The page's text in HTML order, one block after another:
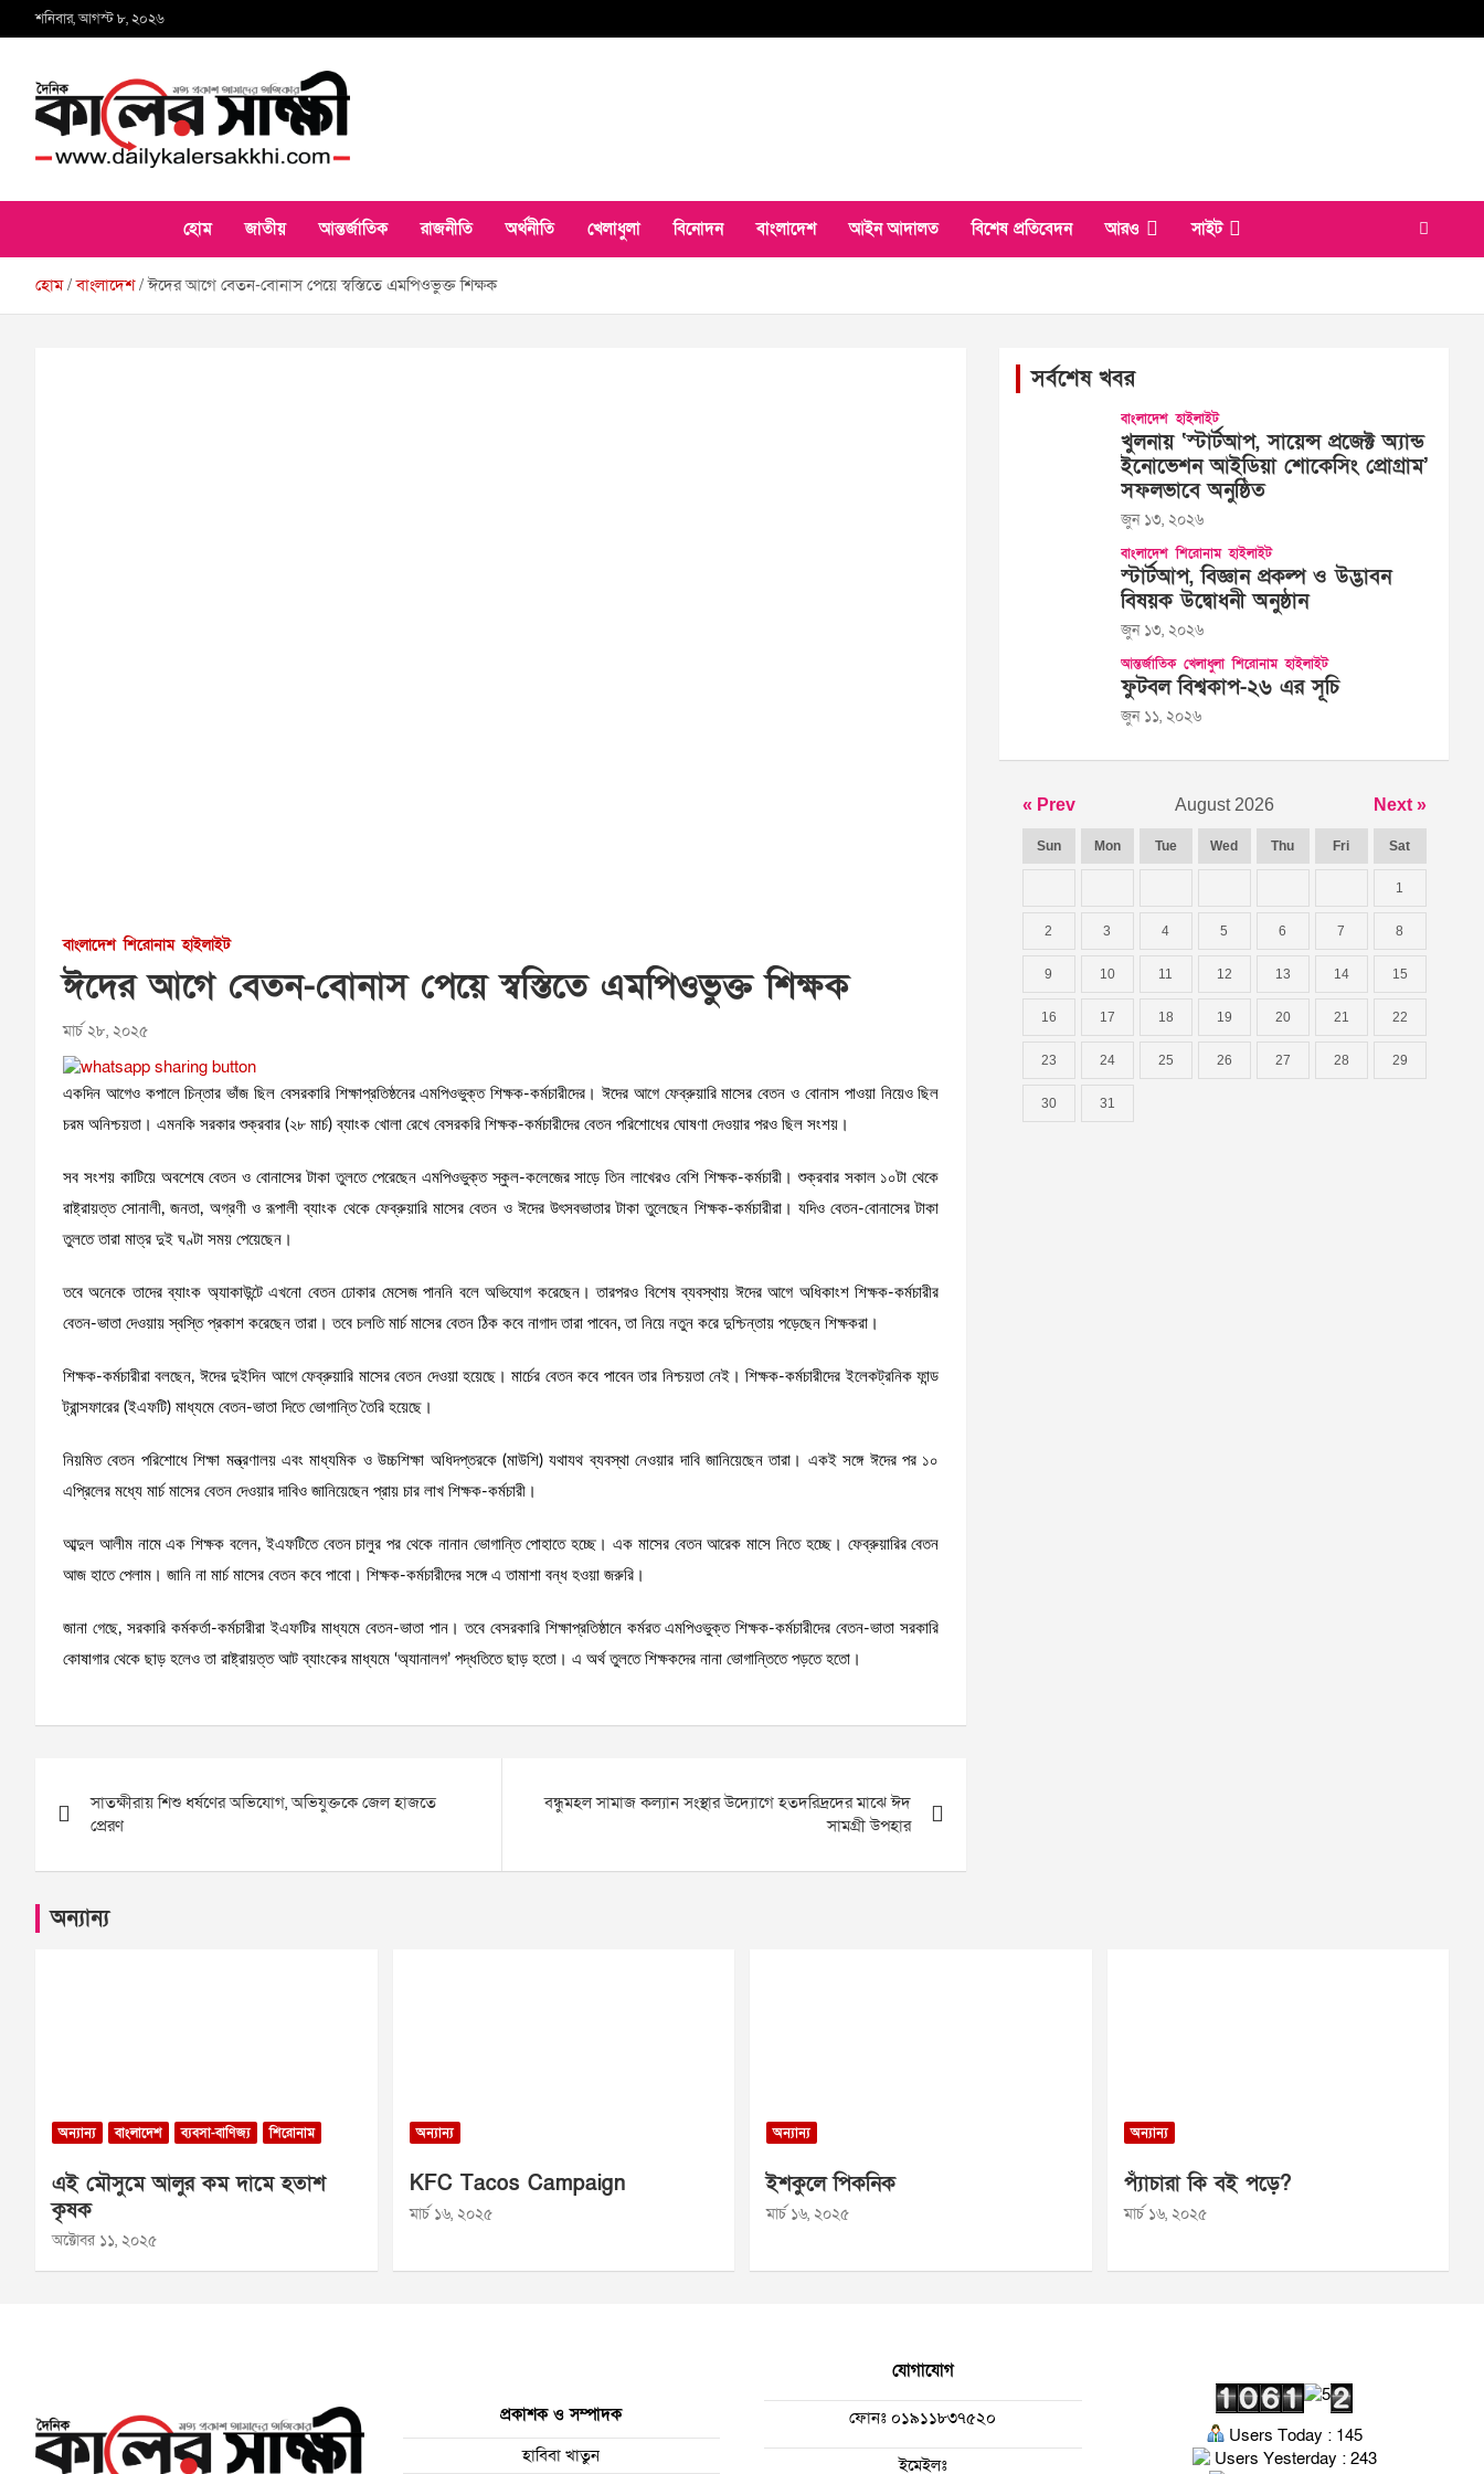
to
শনিবার, আগস্ট ৮, ২০২৬
কালের সাক্ষী
হোম জাতীয় আন্তর্জাতিক রাজনীতি অর্থনীতি খেলাধুলা বিনোদন বাংলাদেশ আইন আদালত বিশেষ প্রতিবেদন আরও সাইট
হোম বাংলাদেশ ঈদের আগে বেতন-বোনাস পেয়ে স্বস্তিতে এমপিওভুক্ত শিক্ষক
বাংলাদেশ শিরোনাম হাইলাইট
ঈদের আগে বেতন-বোনাস পেয়ে স্বস্তিতে এমপিওভুক্ত শিক্ষক
মার্চ ২৮, ২০২৫
একদিন আগেও কপালে চিন্তার ভাঁজ ছিল বেসরকারি শিক্ষাপ্রতিষ্ঠনের এমপিওভুক্ত শিক্ষক-কর্মচারীদের। ঈদের আগে ফেব্রুয়ারি মাসের বেতন ও বোনাস পাওয়া নিয়েও ছিল
চরম অনিশ্চয়তা। এমনকি সরকার শুক্রবার (২৮ মার্চ) ব্যাংক খোলা রেখে বেসরকরি শিক্ষক-কর্মচারীদের বেতন পরিশোধের ঘোষণা দেওয়ার পরও ছিল সংশয়।
সব সংশয় কাটিয়ে অবশেষে বেতন ও বোনাসের টাকা তুলতে পেরেছেন এমপিওভুক্ত স্কুল-কলেজের সাড়ে তিন লাখেরও বেশি শিক্ষক-কর্মচারী। শুক্রবার সকাল ১০টা থেকে
রাষ্ট্রায়ত্ত সোনালী, জনতা, অগ্রণী ও রূপালী ব্যাংক থেকে ফেব্রুয়ারি মাসের বেতন ও ঈদের উৎসবভাতার টাকা তুলেছেন শিক্ষক-কর্মচারীরা। যদিও বেতন-বোনাসের টাকা
তুলতে তারা মাত্র দুই ঘণ্টা সময় পেয়েছেন।
তবে অনেকে তাদের ব্যাংক অ্যাকাউন্টে এখনো বেতন ঢোকার মেসেজ পাননি বলে অভিযোগ করেছেন। তারপরও বিশেষ ব্যবস্থায় ঈদের আগে অধিকাংশ শিক্ষক-কর্মচারীর
বেতন-ভাতা দেওয়ায় স্বস্তি প্রকাশ করেছেন তারা। তবে চলতি মার্চ মাসের বেতন ঠিক কবে নাগাদ তারা পাবেন, তা নিয়ে নতুন করে দুশ্চিন্তায় পড়েছেন শিক্ষকরা।
শিক্ষক-কর্মচারীরা বলছেন, ঈদের দুইদিন আগে ফেব্রুয়ারি মাসের বেতন দেওয়া হয়েছে। মার্চের বেতন কবে পাবেন তার নিশ্চয়তা নেই। শিক্ষক-কর্মচারীদের ইলেকট্রনিক ফান্ড
ট্রান্সফারের (ইএফটি) মাধ্যমে বেতন-ভাতা দিতে ভোগান্তি তৈরি হয়েছে।
নিয়মিত বেতন পরিশোধে শিক্ষা মন্ত্রণালয় এবং মাধ্যমিক ও উচ্চশিক্ষা অধিদপ্তরকে (মাউশি) যথাযথ ব্যবস্থা নেওয়ার দাবি জানিয়েছেন তারা। একই সঙ্গে ঈদের পর ১০
এপ্রিলের মধ্যে মার্চ মাসের বেতন দেওয়ার দাবিও জানিয়েছেন প্রায় চার লাখ শিক্ষক-কর্মচারী।
আব্দুল আলীম নামে এক শিক্ষক বলেন, ইএফটিতে বেতন চালুর পর থেকে নানান ভোগান্তি পোহাতে হচ্ছে। এক মাসের বেতন আরেক মাসে নিতে হচ্ছে। ফেব্রুয়ারির বেতন
আজ হাতে পেলাম। জানি না মার্চ মাসের বেতন কবে পাবো। শিক্ষক-কর্মচারীদের সঙ্গে এ তামাশা বন্ধ হওয়া জরুরি।
জানা গেছে, সরকারি কর্মকর্তা-কর্মচারীরা ইএফটির মাধ্যমে বেতন-ভাতা পান। তবে বেসরকারি শিক্ষাপ্রতিষ্ঠানে কর্মরত এমপিওভুক্ত শিক্ষক-কর্মচারীদের বেতন-ভাতা সরকারি
কোষাগার থেকে ছাড় হলেও তা রাষ্ট্রায়ত্ত আট ব্যাংকের মাধ্যমে ‘অ্যানালগ’ পদ্ধতিতে ছাড় হতো। এ অর্থ তুলতে শিক্ষকদের নানা ভোগান্তিতে পড়তে হতো।
navigation
সাতক্ষীরায় শিশু ধর্ষণের অভিযোগ, অভিযুক্তকে জেল হাজতে
প্রেরণ
বন্ধুমহল সামাজ কল্যান সংস্থার উদ্যোগে হতদরিদ্রদের মাঝে ঈদ
সামগ্রী উপহার
সর্বশেষ খবর
বাংলাদেশ হাইলাইট
খুলনায় ‘স্টার্টআপ, সায়েন্স প্রজেক্ট অ্যান্ড
ইনোভেশন আইডিয়া শোকেসিং প্রোগ্রাম’
সফলভাবে অনুষ্ঠিত
জুন ১৩, ২০২৬
বাংলাদেশ শিরোনাম হাইলাইট
স্টার্টআপ, বিজ্ঞান প্রকল্প ও উদ্ভাবন
বিষয়ক উদ্বোধনী অনুষ্ঠান
জুন ১৩, ২০২৬
আন্তর্জাতিক খেলাধুলা শিরোনাম হাইলাইট
ফুটবল বিশ্বকাপ-২৬ এর সূচি
জুন ১১, ২০২৬
« Prev August 2026 Next »
Sun Mon Tue Wed Thu Fri Sat
1
2 3 4 5 6 7 8
9 10 11 12 13 14 15
16 17 18 19 20 21 22
23 24 25 26 27 28 29
30 31
অন্যান্য
অন্যান্য বাংলাদেশ ব্যবসা-বাণিজ্য শিরোনাম
এই মৌসুমে আলুর কম দামে হতাশ
কৃষক
অক্টোবর ১১, ২০২৫
অন্যান্য
KFC Tacos Campaign
মার্চ ১৬, ২০২৫
অন্যান্য
ইশকুলে পিকনিক
মার্চ ১৬, ২০২৫
অন্যান্য
প্যাঁচারা কি বই পড়ে?
মার্চ ১৬, ২০২৫
প্রকাশক ও সম্পাদক
হাবিবা খাতুন
যোগাযোগ
ফোনঃ ০১৯১১৮৩৭৫২০
ইমেইলঃ
Users Today : 145
Users Yesterday : 243